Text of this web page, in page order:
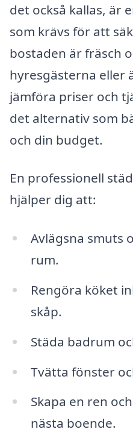
det också kallas, är
som krävs för att
bostaden är fräsch
hyresgästerna eller
jämföra priser och
det alternativ som
och din budget.
En professionell
hjälper dig att:
Avlägsna smuts
rum.
Rengöra köket
skåp.
Städa badrum
Tvätta fönster
Skapa en ren
nästa boende.